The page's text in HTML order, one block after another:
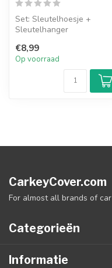
Set: Sleutelhoesje +
Sleutelhanger
€8,99
Op voorraad
CarkeyCover.com
For almost all brands of car
Categorieën
Informatie